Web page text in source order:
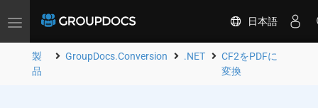
Toggle
日本語
製
品
GroupDocs.Conversion .NET
CF2をPDFに
変換